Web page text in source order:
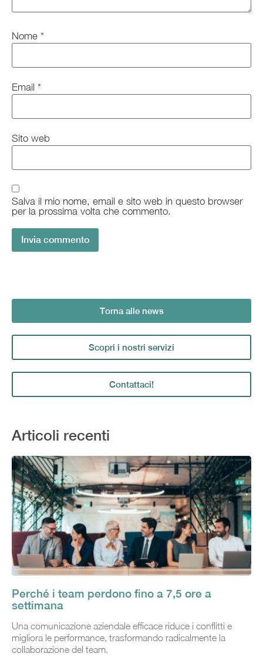
Nome *
Email *
Sito web
Salva il mio nome, email e sito web in questo browser
per la prossima volta che commento.
Torna alle news
Scopri i nostri servizi
Contattaci!
Articoli recenti
Perché i team perdono fino a 7,5 ore a
settimana
Una comunicazione aziendale efficace riduce i conflitti e
migliora le performance, trasformando radicalmente la
collaborazione del team.